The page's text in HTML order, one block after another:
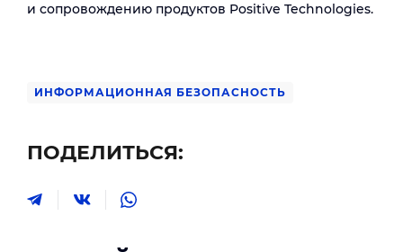
и сопровождению продуктов Positive Technologies.
ИНФОРМАЦИОННАЯ БЕЗОПАСНОСТЬ
ПОДЕЛИТЬСЯ: